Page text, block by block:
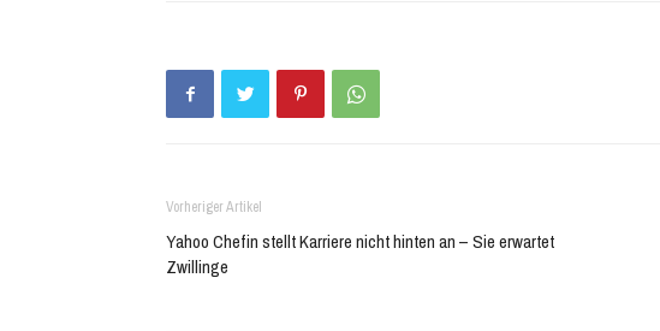
Vorheriger Artikel
Yahoo Chefin stellt Karriere nicht hinten an – Sie erwartet
Zwillinge